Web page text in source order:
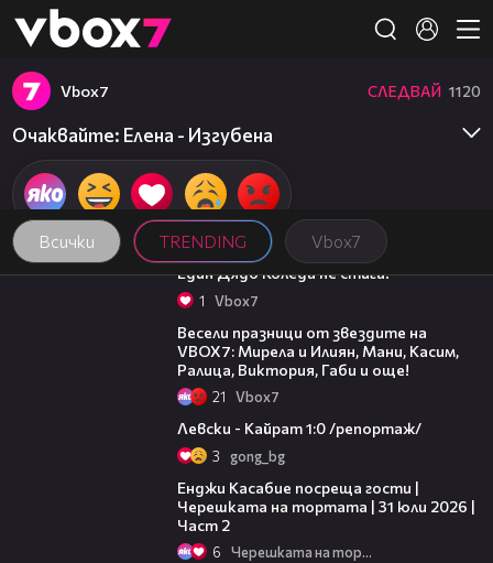
👾
Всички TRENDING Vbоx7
Vbоx7 СЛЕДВАЙ 1120
Очаквайте: Елена - Изгубена
00:07
Един Дядо Коледа не стига!
1 Vbоx7
Весели празници от звездите на
VBOX7: Мирела и Илиян, Мани, Касим,
Ралица, Виктория, Габи и още!
21 Vbоx7
Левски - Кайрат 1:0 /репортаж/
3 gong_bg
Енджи Касабие посреща гости |
Черешката на тортата | 31 юли 2026 |
Част 2
6 Черешката на тортата